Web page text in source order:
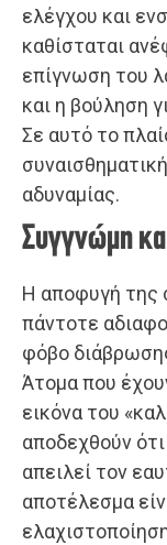
ελέγχου και
καθίσταται
επίγνωση του
και η βούληση
Σε αυτό το
αδυναμίας.
Συγγνώμη
Η αποφυγή της
πάντοτε
φόβο
Άτομα που
εικόνα του
αποδεχθούν
απειλεί τον
αποτέλεσμα